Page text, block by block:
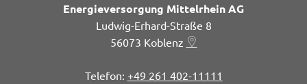
Energieversorgung Mittelrhein AG
Ludwig-Erhard-Straße 8
56073 Koblenz
+49 261 402-11111